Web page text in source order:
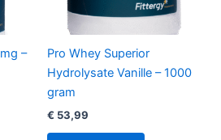
–
Pro Whey Superior
Hydrolysate Vanille – 1000
gram
€ 53,99